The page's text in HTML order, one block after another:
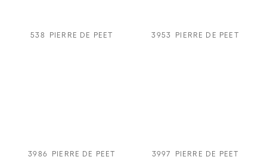
538 PIERRE DE PEET 3953 PIERRE DE PEET
3986 PIERRE DE PEET 3997 PIERRE DE PEET